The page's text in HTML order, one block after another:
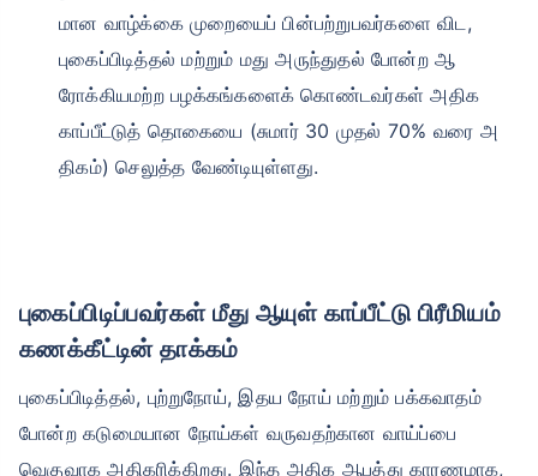
மான வாழ்க்கை முறையைப் பின்பற்றுபவர்களை விட,
புகைப்பிடித்தல் மற்றும் மது அருந்துதல் போன்ற ஆ
ரோக்கியமற்ற பழக்கங்களைக் கொண்டவர்கள் அதிக
காப்பீட்டுத் தொகையை (சுமார் 30 முதல் 70% வரை அ
திகம்) செலுத்த வேண்டியுள்ளது.
புகைப்பிடிப்பவர்கள் மீது ஆயுள் காப்பீட்டு பிரீமியம்
கணக்கீட்டின் தாக்கம்
புகைப்பிடித்தல், புற்றுநோய், இதய நோய் மற்றும் பக்கவாதம்
போன்ற கடுமையான நோய்கள் வருவதற்கான வாய்ப்பை
வெகுவாக அதிகரிக்கிறது. இந்த அதிக ஆபத்து காரணமாக,